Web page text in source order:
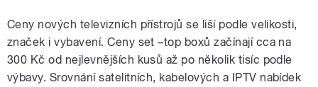
Ceny nových televizních přístrojů se liší podle velikosti,
značek i vybavení. Ceny set –top boxů začínají cca na
300 Kč od nejlevnějších kusů až po několik tisíc podle
výbavy. Srovnání satelitních, kabelových a IPTV nabídek